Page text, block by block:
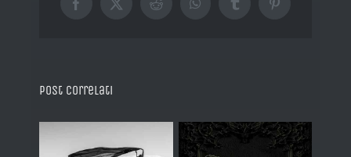
Facebook
X RedditWhatsAppTumblrPinterest
Post correlati